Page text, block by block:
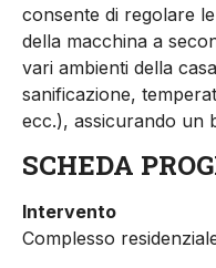
consente di regolare
della macchina a
vari ambienti della
sanificazione,
ecc.), assicurando un
SCHEDA
Intervento
Complesso